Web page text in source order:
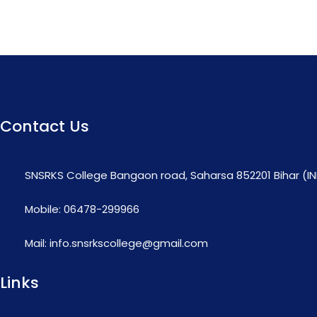
Contact Us
SNSRKS College Bangaon road, Saharsa 852201 Bihar
Mobile: 06478-299966
Mail: info.snsrkscollege@gmail.com
Links